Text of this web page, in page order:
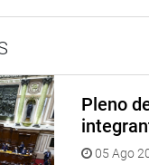
Joaquim Alberto
importancia del
misión desde su
países de la región.
los valores
y subrayó la
Pleno
05 Ago